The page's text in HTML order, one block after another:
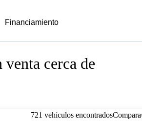
Financiamiento
cerca de
721 vehículos encontradosCompara